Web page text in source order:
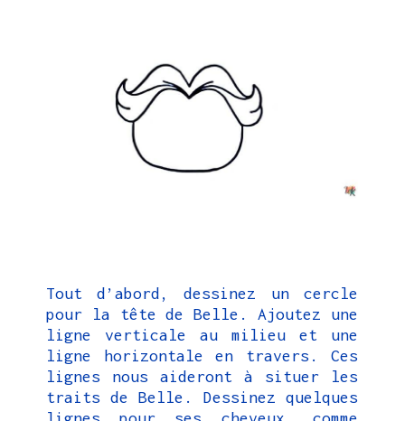
Tout d’abord, dessinez un cercle
pour la tête de Belle. Ajoutez une
ligne verticale au milieu et une
ligne horizontale en travers. Ces
lignes nous aideront à situer les
traits de Belle. Dessinez quelques